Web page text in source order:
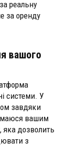
реальну
за оренду
вашого
системи. У
завдяки
вашим
яка дозволить
з